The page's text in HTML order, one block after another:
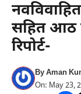
सहित आठ
रिपोर्ट-
ByAman
On: May 23,